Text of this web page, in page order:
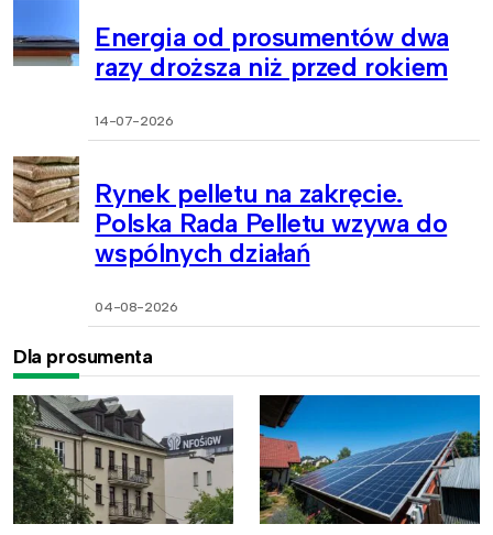
Energia od prosumentów dwa
razy droższa niż przed rokiem
14-07-2026
Rynek pelletu na zakręcie.
Polska Rada Pelletu wzywa do
wspólnych działań
04-08-2026
Dla prosumenta